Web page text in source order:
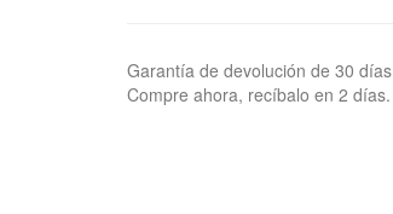
Garantía de devolución de 30 días
Compre ahora, recíbalo en 2 días.